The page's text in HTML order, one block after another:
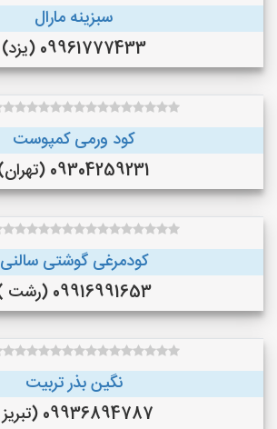
سبزینه مارال
09961777433 (یزد)
کود ورمی کمپوست
09304259231 (تهران)
کودمرغی گوشتی سالنی
09916991653 (رشت )
نگین بذر تربیت
09936894787 (تبریز)